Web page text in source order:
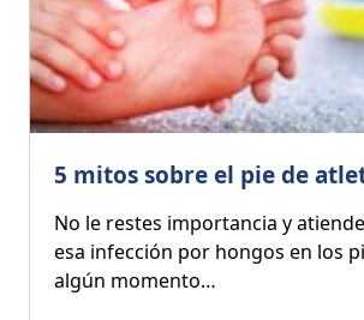
5 mitos sobre el pie de
No le restes importancia y
esa infección por hongos en los
algún momento…